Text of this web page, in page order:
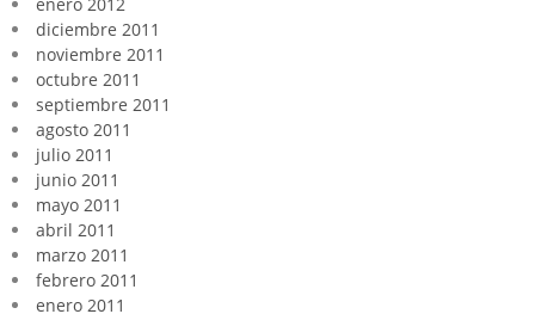
diciembre 2011
noviembre 2011
octubre 2011
septiembre 2011
agosto 2011
julio 2011
junio 2011
mayo 2011
abril 2011
marzo 2011
febrero 2011
enero 2011